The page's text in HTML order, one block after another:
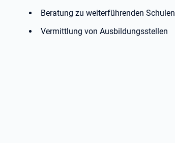
Beratung zu weiterführenden Schulen
Vermittlung von Ausbildungsstellen